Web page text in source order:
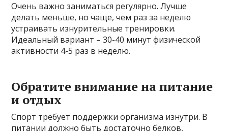
Очень важно заниматься регулярно. Лучше
делать меньше, но чаще, чем раз за неделю
устраивать изнурительные тренировки.
Идеальный вариант – 30-40 минут физической
активности 4-5 раз в неделю.
Обратите внимание на питание
и отдых
Спорт требует поддержки организма изнутри. В
питании должно быть достаточно белков,